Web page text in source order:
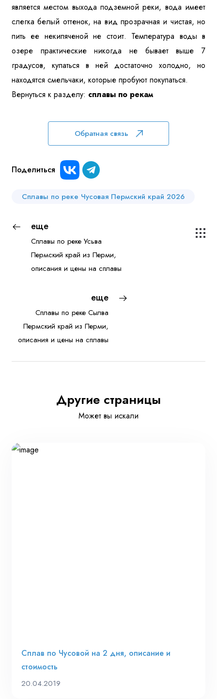
является местом выхода подземной реки, вода имеет
слегка белый оттенок, на вид прозрачная и чистая, но
пить ее некипяченой не стоит. Температура воды в
озере практические никогда не бывает выше 7
градусов, купаться в ней достаточно холодно, но
находятся смельчаки, которые пробуют покупаться.
Вернуться к разделу: сплавы по рекам
Обратная связь
Поделиться
Сплавы по реке Чусовая Пермский край 2026
еще
Сплавы по реке Усьва
Пермский край из Перми,
описания и цены на сплавы
еще
Сплавы по реке Сылва
Пермский край из Перми,
описания и цены на сплавы
Другие страницы
Может вы искали
Сплав по Чусовой на 2 дня, описание и
стоимость
20.04.2019